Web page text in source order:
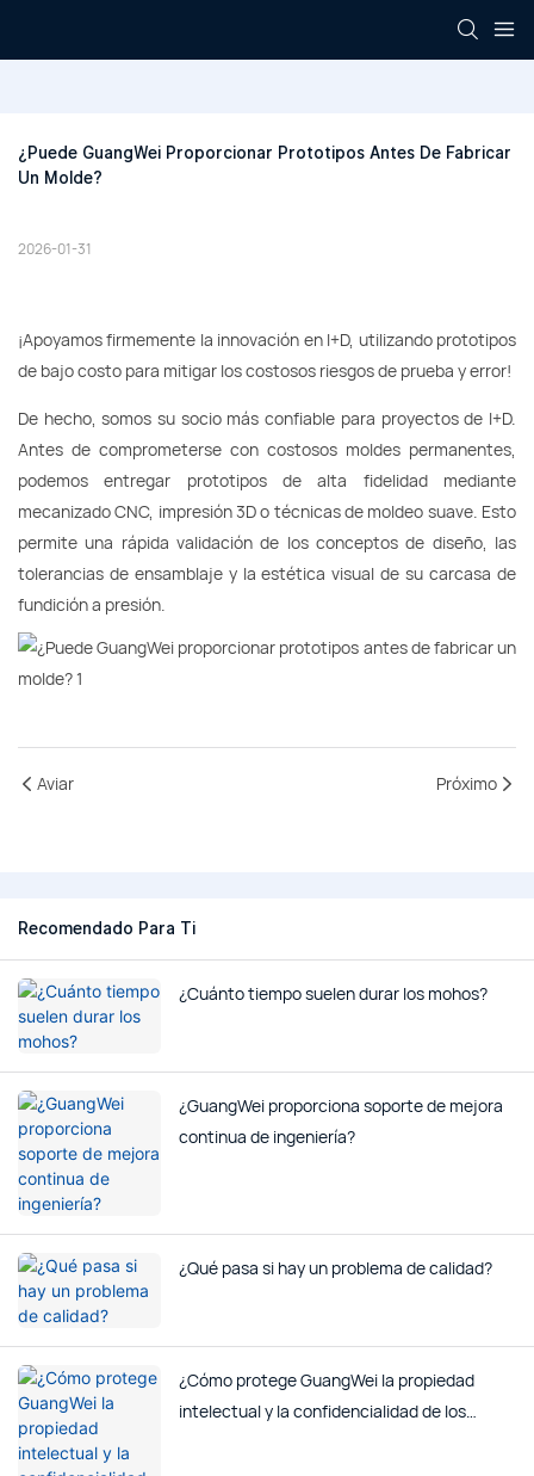
¿Puede GuangWei Proporcionar Prototipos Antes De Fabricar
Un Molde?
2026-01-31
¡Apoyamos firmemente la innovación en I+D, utilizando prototipos
de bajo costo para mitigar los costosos riesgos de prueba y error!
De hecho, somos su socio más confiable para proyectos de I+D.
Antes de comprometerse con costosos moldes permanentes,
podemos entregar prototipos de alta fidelidad mediante
mecanizado CNC, impresión 3D o técnicas de moldeo suave. Esto
permite una rápida validación de los conceptos de diseño, las
tolerancias de ensamblaje y la estética visual de su carcasa de
fundición a presión.
Aviar Próximo
Recomendado Para Ti
¿Cuánto tiempo suelen durar los mohos?
¿GuangWei proporciona soporte de mejora
continua de ingeniería?
¿Qué pasa si hay un problema de calidad?
¿Cómo protege GuangWei la propiedad
intelectual y la confidencialidad de los